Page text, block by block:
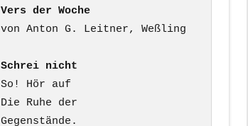
Vers der Woche
Schrei nicht
So! Hör auf
Die Ruhe der
Gegenstände.